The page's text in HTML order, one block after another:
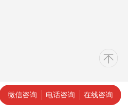
微信咨询 电话咨询 在线咨询